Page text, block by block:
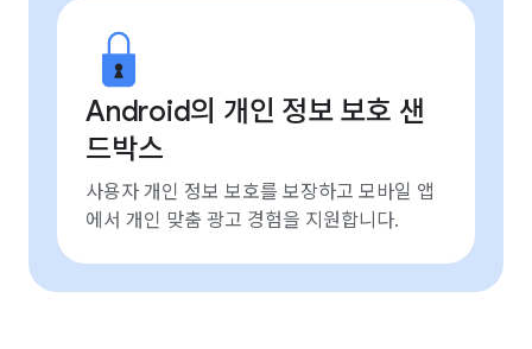
Android의 개인 정보 보호 샌
드박스
사용자 개인 정보 보호를 보장하고 모바일 앱
에서 개인 맞춤 광고 경험을 지원합니다.